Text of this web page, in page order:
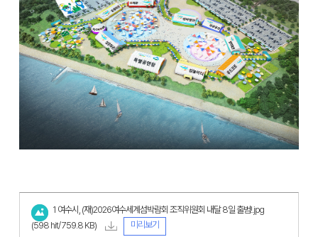
1 여수시, (재)2026여수세계섬박람회 조직위원회 내달 8일 출범!.jpg
(598 hit/ 759.8 KB)
미리보기